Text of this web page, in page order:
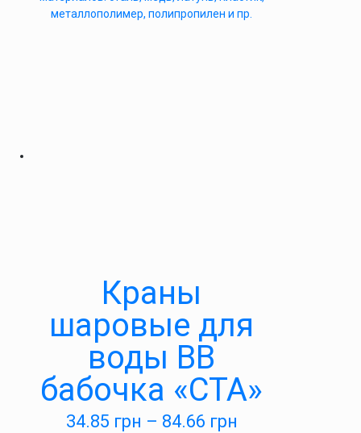
металлополимер, полипропилен и пр.
Краны
шаровые для
воды ВВ
бабочка «СТА»
34.85 грн – 84.66 грн